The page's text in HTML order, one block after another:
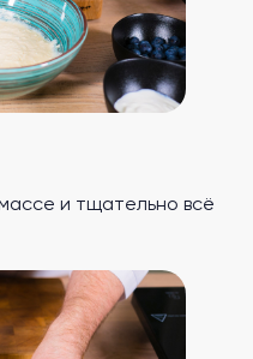
и тщательно всё